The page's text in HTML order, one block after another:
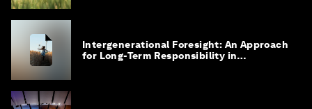
Intergenerational Foresight: An Approach
for Long-Term Responsibility in